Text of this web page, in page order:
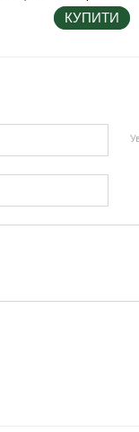
КУПИТИ